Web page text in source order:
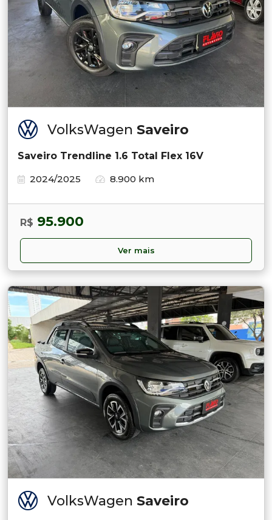
VolksWagen Saveiro
Saveiro Trendline 1.6 Total Flex 16V
2024/2025
8.900 km
R$ 95.900
Ver mais
VolksWagen Saveiro